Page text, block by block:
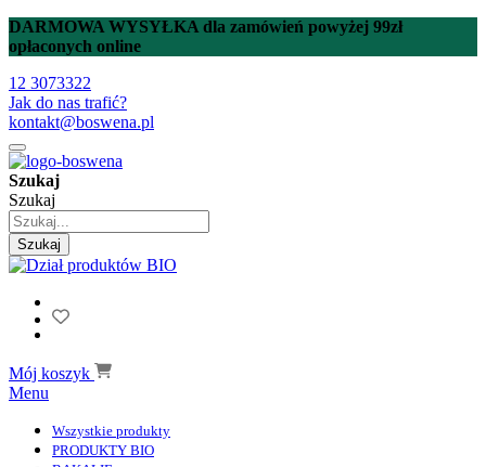
DARMOWA WYSYŁKA dla zamówień powyżej 99zł
opłaconych online
12 3073322
Jak do nas trafić?
kontakt@boswena.pl
Szukaj
Szukaj
Szukaj
Mój koszyk
Menu
Wszystkie produkty
PRODUKTY BIO